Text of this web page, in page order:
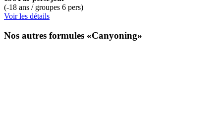
(-18 ans / groupes 6 pers)
Voir les détails
Nos autres formules «Canyoning»